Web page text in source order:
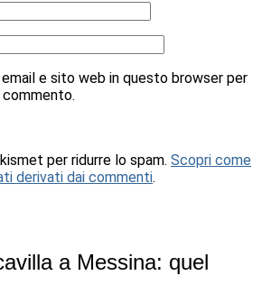
email e sito web in questo browser per
per ridurre lo spam. Scopri come
derivati dai commenti.
a Messina: quel